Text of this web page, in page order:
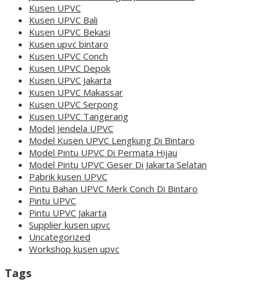
Kusen UPVC
Kusen UPVC Bali
Kusen UPVC Bekasi
Kusen upvc bintaro
Kusen UPVC Conch
Kusen UPVC Depok
Kusen UPVC Jakarta
Kusen UPVC Makassar
Kusen UPVC Serpong
Kusen UPVC Tangerang
Model Jendela UPVC
Model Kusen UPVC Lengkung Di Bintaro
Model Pintu UPVC Di Permata Hijau
Model Pintu UPVC Geser Di Jakarta Selatan
Pabrik kusen UPVC
Pintu Bahan UPVC Merk Conch Di Bintaro
Pintu UPVC
Pintu UPVC Jakarta
Supplier kusen upvc
Uncategorized
Workshop kusen upvc
Tags